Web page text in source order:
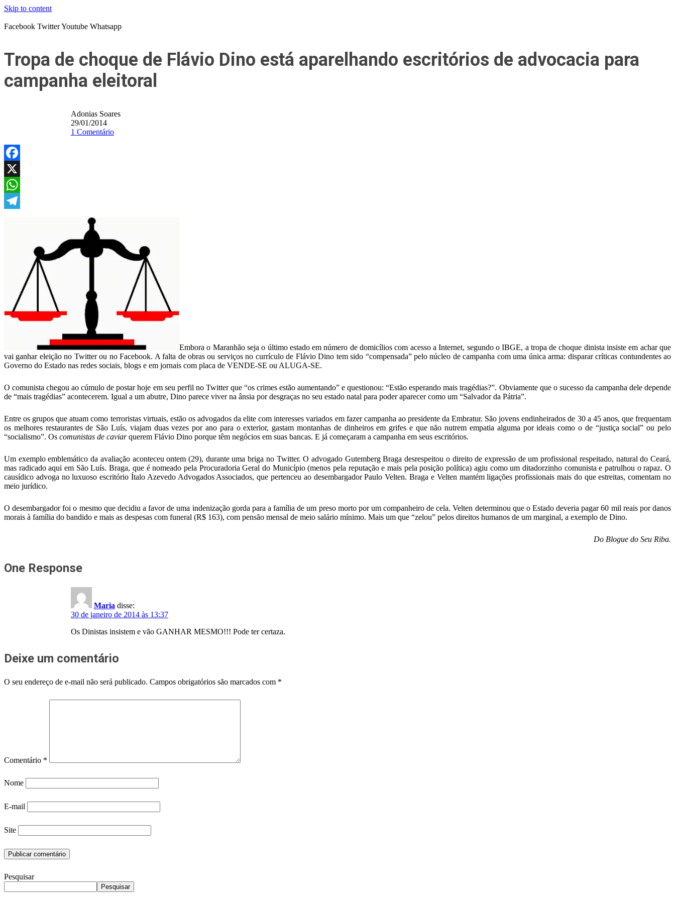
Skip to content
Facebook TwitterYoutube Whatsapp
Tropa de choque de Flávio Dino está aparelhando escritórios de advocacia para
campanha eleitoral
Adonias Soares
29/01/2014
1 Comentário
Facebook
X
WhatsApp
Embora o Maranhão seja o último estado em número de domicílios com acesso a Internet, segundo o IBGE, a tropa de choque dinista insiste em achar que
vai ganhar eleição no Twitter ou no Facebook. A falta de obras ou serviços no currículo de Flávio Dino tem sido “compensada” pelo núcleo de campanha com uma única arma: disparar críticas contundentes ao
Governo do Estado nas redes sociais, blogs e em jornais com placa de VENDE-SE ou ALUGA-SE.
O comunista chegou ao cúmulo de postar hoje em seu perfil no Twitter que “os crimes estão aumentando” e questionou: “Estão esperando mais tragédias?”. Obviamente que o sucesso da campanha dele depende
de “mais tragédias” acontecerem. Igual a um abutre, Dino parece viver na ânsia por desgraças no seu estado natal para poder aparecer como um “Salvador da Pátria”.
Entre os grupos que atuam como terroristas virtuais, estão os advogados da elite com interesses variados em fazer campanha ao presidente da Embratur. São jovens endinheirados de 30 a 45 anos, que frequentam
os melhores restaurantes de São Luís, viajam duas vezes por ano para o exterior, gastam montanhas de dinheiros em grifes e que não nutrem empatia alguma por ideais como o de “justiça social” ou pelo
“socialismo”. Os comunistas de caviarquerem Flávio Dino porque têm negócios em suas bancas. E já começaram a campanha em seus escritórios.
Um exemplo emblemático da avaliação aconteceu ontem (29), durante uma briga no Twitter. O advogado Gutemberg Braga desrespeitou o direito de expressão de um profissional respeitado, natural do Ceará,
mas radicado aqui em São Luís. Braga, que é nomeado pela Procuradoria Geral do Município (menos pela reputação e mais pela posição política) agiu como um ditadorzinho comunista e patrulhou o rapaz. O
causídico advoga no luxuoso escritório Ítalo Azevedo Advogados Associados, que pertenceu ao desembargador Paulo Velten. Braga e Velten mantém ligações profissionais mais do que estreitas, comentam no
meio jurídico.
O desembargador foi o mesmo que decidiu a favor de uma indenização gorda para a família de um preso morto por um companheiro de cela. Velten determinou que o Estado deveria pagar 60 mil reais por danos
morais à família do bandido e mais as despesas com funeral (R$ 163), com pensão mensal de meio salário mínimo. Mais um que “zelou” pelos direitos humanos de um marginal, a exemplo de Dino.
Do Blogue do Seu Riba.
One Response
Maria disse:
30 de janeiro de 2014 às 13:37
Os Dinistas insistem e vão GANHAR MESMO!!! Pode ter certaza.
Deixe um comentário
O seu endereço de e-mail não será publicado. Campos obrigatórios são marcados com *
Comentário *
Nome
E-mail
Site
Pesquisar
Pesquisar